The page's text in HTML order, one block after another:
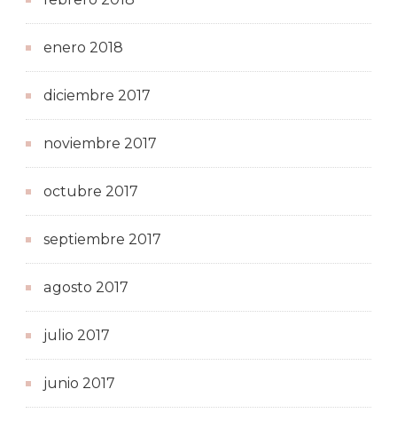
enero 2018
diciembre 2017
noviembre 2017
octubre 2017
septiembre 2017
agosto 2017
julio 2017
junio 2017